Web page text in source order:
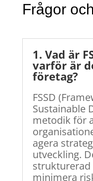
Frågor
1. Vad är
varför är
företag?
FSSD
Sustainable
metodik för
agera
utveckling.
minimera